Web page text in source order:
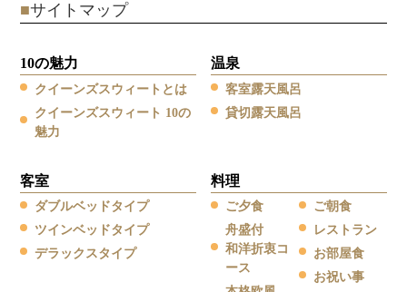
■サイトマップ
10の魅力
クイーンズスウィートとは
クイーンズスウィート 10の
魅力
温泉
客室露天風呂
貸切露天風呂
客室
ダブルベッドタイプ
ツインベッドタイプ
デラックスタイプ
料理
ご夕食
舟盛付
和洋折衷コ
ース
ご朝食
レストラン
お部屋食
お祝い事